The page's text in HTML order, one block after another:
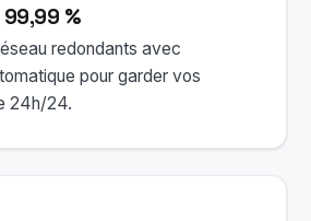
%
redondants avec
pour garder vos
24h/24.